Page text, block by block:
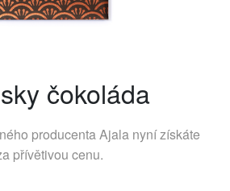
čokoláda
producentaAjala nyní získáte
přívětivou cenu.